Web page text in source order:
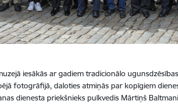
iesākās ar gadiem tradicionālo
fotogrāfijā, daloties atmiņās par kopīgiem
dienesta priekšnieks pulkvedis Mārtiņš